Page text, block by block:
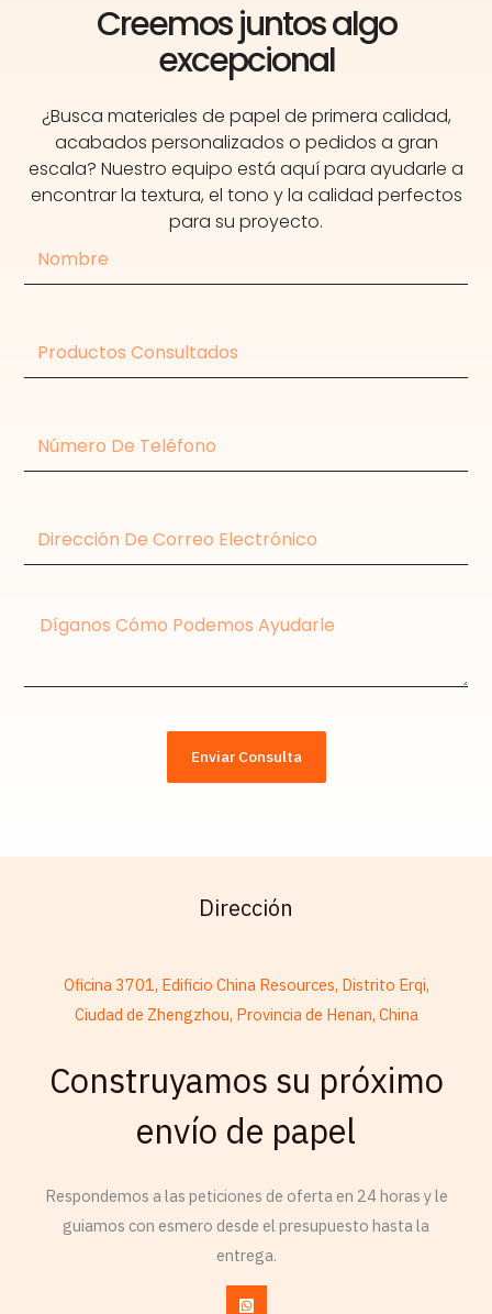
Creemos juntos algo
excepcional
¿Busca materiales de papel de primera calidad,
acabados personalizados o pedidos a gran
escala? Nuestro equipo está aquí para ayudarle a
encontrar la textura, el tono y la calidad perfectos
para su proyecto.
consultados
Número
de
teléfono
Dirección
de
correo
Mensaje
Enviar Consulta
Dirección
Oficina 3701, Edificio China Resources, Distrito Erqi,
Ciudad de Zhengzhou, Provincia de Henan, China
Construyamos su próximo
envío de papel
Respondemos a las peticiones de oferta en 24 horas y le
guiamos con esmero desde el presupuesto hasta la
entrega.
Spanish (Dominican Republic)
Esperanto
Frisian
Russian
Armenian
French